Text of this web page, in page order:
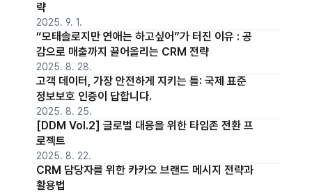
략
2025. 9. 1.
“모태솔로지만 연애는 하고싶어”가 터진 이유 : 공
감으로 매출까지 끌어올리는 CRM 전략
2025. 8. 28.
고객 데이터, 가장 안전하게 지키는 틀: 국제 표준
정보보호 인증이 답합니다.
2025. 8. 25.
[DDM Vol.2] 글로벌 대응을 위한 타임존 전환 프
로젝트
2025. 8. 22.
CRM 담당자를 위한 카카오 브랜드 메시지 전략과
활용법